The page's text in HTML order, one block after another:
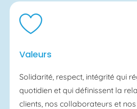
Valeurs
Solidarité, respect, intégrité qui
quotidien et qui définissent la
clients, nos collaborateurs et